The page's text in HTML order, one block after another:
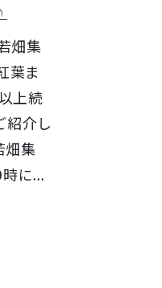
畑集
葉ま
上続
紹介し
畑集
に...